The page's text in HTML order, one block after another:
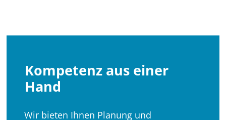
Kompetenz aus einer
Hand
Wir bieten Ihnen Planung und